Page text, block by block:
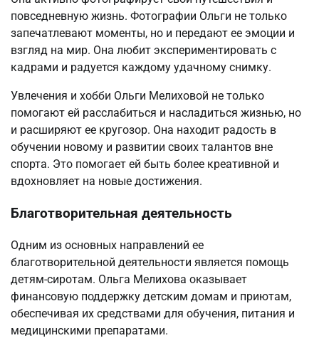
повседневную жизнь. Фотографии Ольги не только
запечатлевают моменты, но и передают ее эмоции и
взгляд на мир. Она любит экспериментировать с
кадрами и радуется каждому удачному снимку.
Увлечения и хобби Ольги Мелиховой не только
помогают ей расслабиться и насладиться жизнью, но
и расширяют ее кругозор. Она находит радость в
обучении новому и развитии своих талантов вне
спорта. Это помогает ей быть более креативной и
вдохновляет на новые достижения.
Благотворительная деятельность
Одним из основных направлений ее
благотворительной деятельности является помощь
детям-сиротам. Ольга Мелихова оказывает
финансовую поддержку детским домам и приютам,
обеспечивая их средствами для обучения, питания и
медицинскими препаратами.